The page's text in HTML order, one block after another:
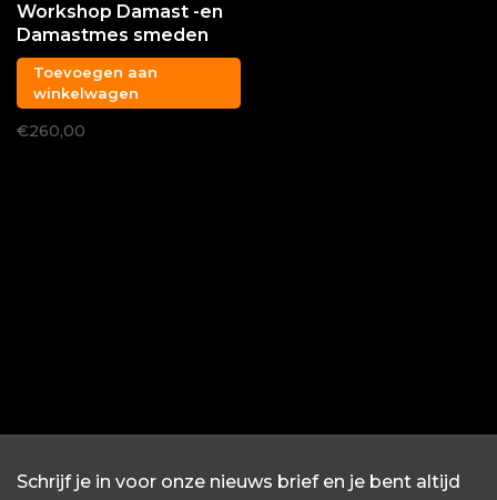
Workshop Damast -en
Damastmes smeden
Toevoegen aan
winkelwagen
€260,00
Schrijf je in voor onze nieuws brief en je bent altijd